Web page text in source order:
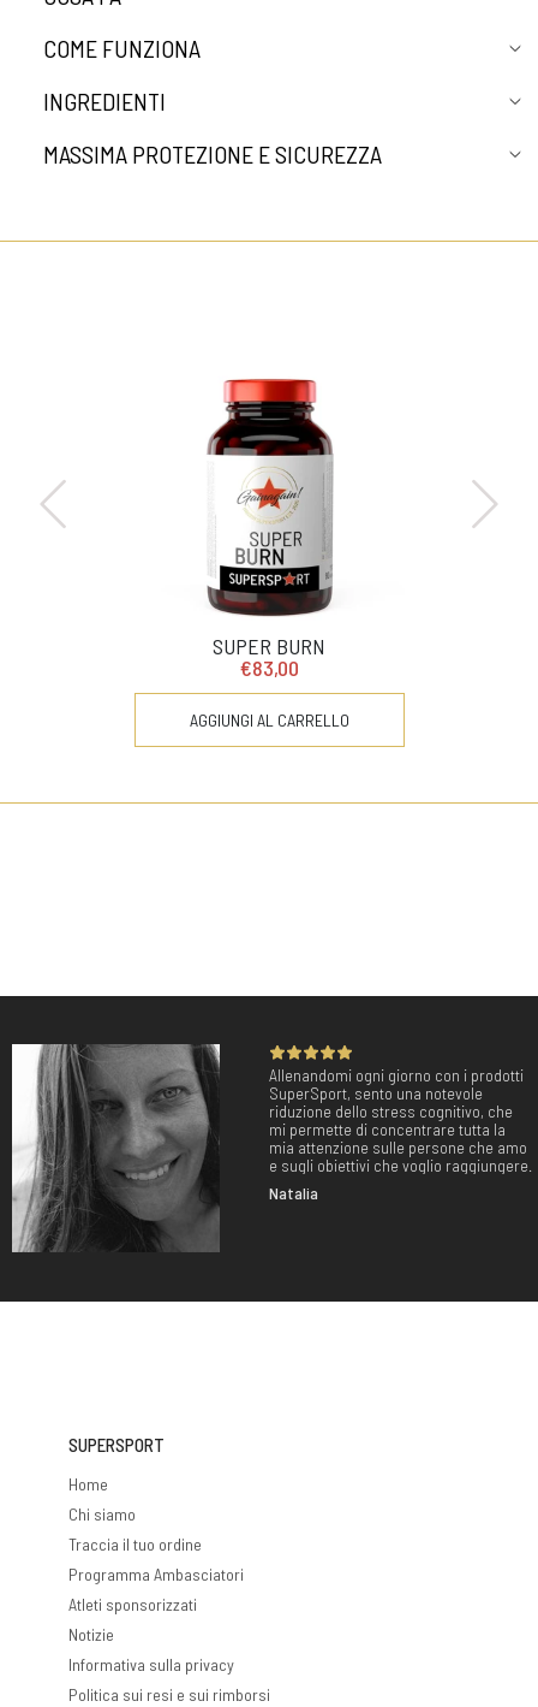
COME FUNZIONA
INGREDIENTI
MASSIMA PROTEZIONE E SICUREZZA
SUPER BURN
€83,00
AGGIUNGI AL CARRELLO
Allenandomi ogni giorno con i prodotti
SuperSport, sento una notevole
riduzione dello stress cognitivo, che
mi permette di concentrare tutta la
mia attenzione sulle persone che amo
e sugli obiettivi che voglio raggiungere.
Natalia
SUPERSPORT
Home
Chi siamo
Traccia il tuo ordine
Programma Ambasciatori
Atleti sponsorizzati
Notizie
Informativa sulla privacy
Politica sui resi e sui rimborsi